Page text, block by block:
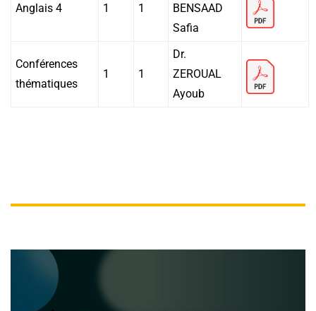
Anglais 4 1 1
BENSAAD
Safia
Conférences
thématiques
1 1
Dr.
ZEROUAL
Ayoub